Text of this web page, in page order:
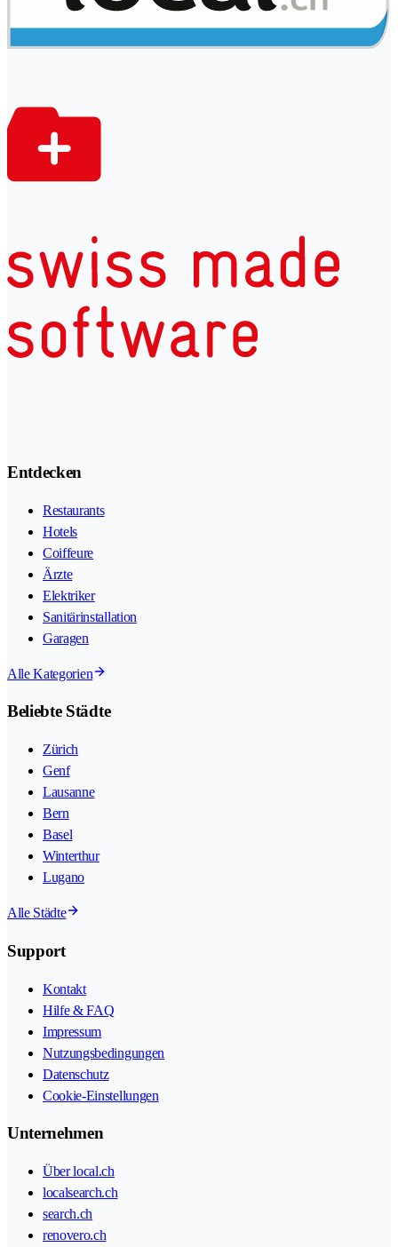
Entdecken
Restaurants
Hotels
Coiffeure
Ärzte
Elektriker
Sanitärinstallation
Garagen
Alle Kategorien
Beliebte Städte
Zürich
Genf
Lausanne
Bern
Basel
Winterthur
Lugano
Alle Städte
Support
Kontakt
Hilfe & FAQ
Impressum
Nutzungsbedingungen
Datenschutz
Cookie-Einstellungen
Unternehmen
Über local.ch
localsearch.ch
search.ch
renovero.ch